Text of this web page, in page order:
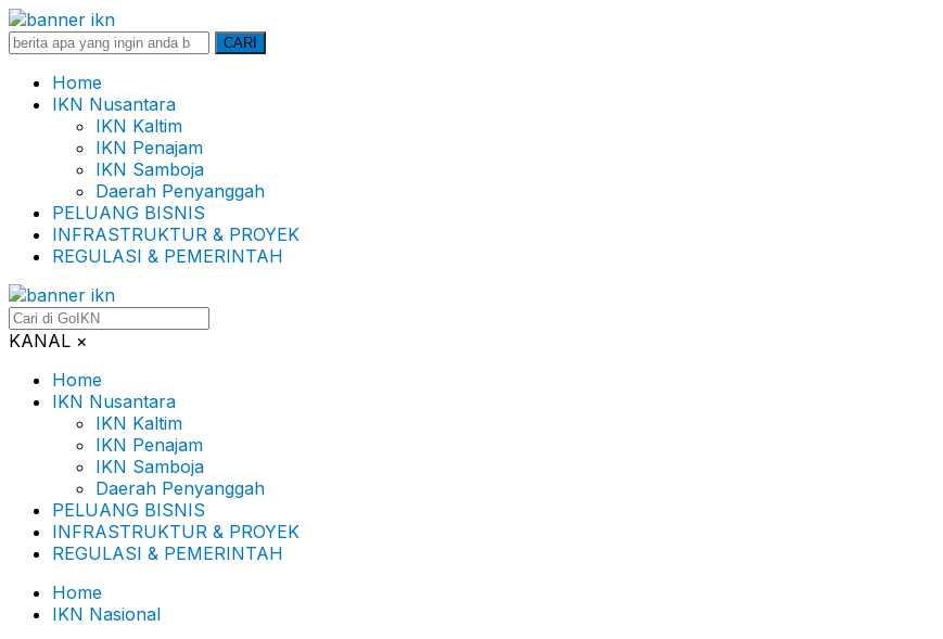
Search
CARI
Home
IKN Nusantara
IKN Kaltim
IKN Penajam
IKN Samboja
Daerah Penyanggah
PELUANG BISNIS
INFRASTRUKTUR & PROYEK
REGULASI & PEMERINTAH
KANAL ×
Home
IKN Nusantara
IKN Kaltim
IKN Penajam
IKN Samboja
Daerah Penyanggah
PELUANG BISNIS
INFRASTRUKTUR & PROYEK
REGULASI & PEMERINTAH
Home
IKN Nasional